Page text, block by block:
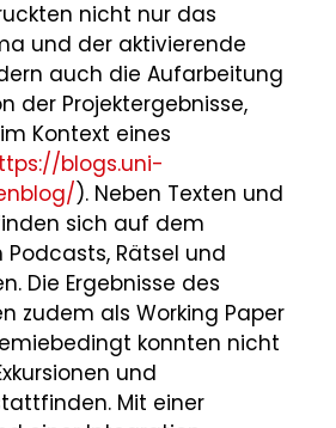
nicht nur das
und der aktivierende
auch die Aufarbeitung
der Projektergebnisse,
Kontext eines
blogs.uni-
). Neben Texten und
sich auf dem
Rätsel und
Die Ergebnisse des
zudem als Working Paper
konnten nicht
und
Mit einer